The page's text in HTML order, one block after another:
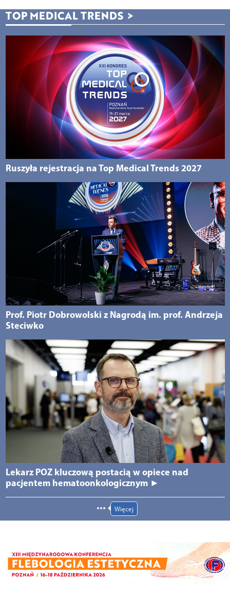
TOP MEDICAL TRENDS >
Ruszyła rejestracja na Top Medical Trends 2027
Prof. Piotr Dobrowolski z Nagrodą im. prof. Andrzeja
Steciwko
Lekarz POZ kluczową postacią w opiece nad
pacjentem hematoonkologicznym ►
Więcej